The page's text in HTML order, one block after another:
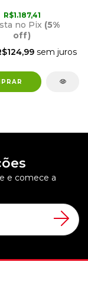
R$1.187,41
no Pix (5%
off)
sem juros
e comece a